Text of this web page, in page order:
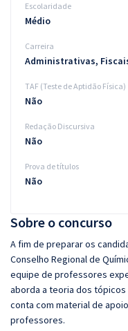
Sobre o concurso
A fim de preparar os
Conselho Regional de
equipe de professores
aborda a teoria dos
conta com material de
professores.
Escolaridade
Médio
Carreira
Administrativas,
TAF (Teste de Aptidão Física)
Não
Redação Discursiva
Não
Prova de títulos
Não